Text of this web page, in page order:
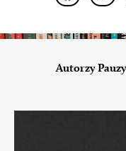
Autorzy